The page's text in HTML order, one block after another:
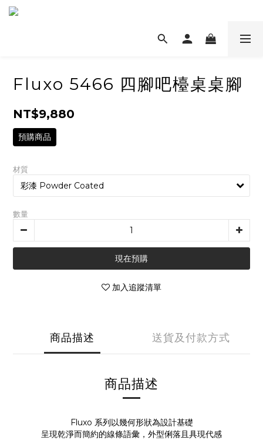
Fluxo 5466 四腳吧檯桌桌腳
NT$9,880
預購商品
材質
數量
現在預購
加入追蹤清單
商品描述 送貨及付款方式
商品描述
Fluxo 系列以幾何形狀為設計基礎
呈現乾淨而簡約的線條語彙，外型俐落且具現代感